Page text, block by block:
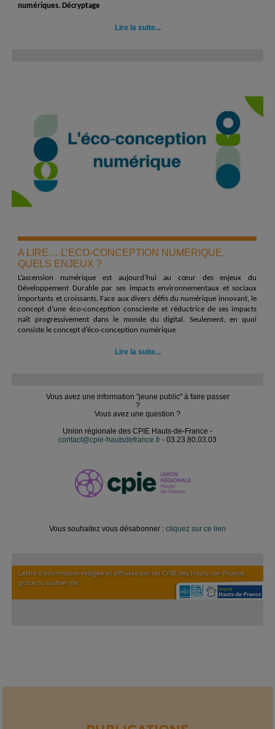
numériques. Décryptage
Lire la suite...
A LIRE… L’ECO-CONCEPTION NUMERIQUE,
QUELS ENJEUX ?
L’ascension numérique est aujourd’hui au cœur des enjeux du
Développement Durable par ses impacts environnementaux et sociaux
importants et croissants. Face aux divers défis du numérique innovant, le
concept d’une éco-conception consciente et réductrice de ses impacts
naît progressivement dans le monde du digital.
Seulement, en quoi
consiste le concept d’éco-conception numérique
Lire la suite...
Vous avez une information "jeune public" à faire passer
?
Vous avez une question ?
Union régionale des CPIE Hauts-de-France -
contact@cpie-hautsdefrance.fr - 03.23.80.03.03
Vous souhaitez vous désabonner : cliquez sur ce lien